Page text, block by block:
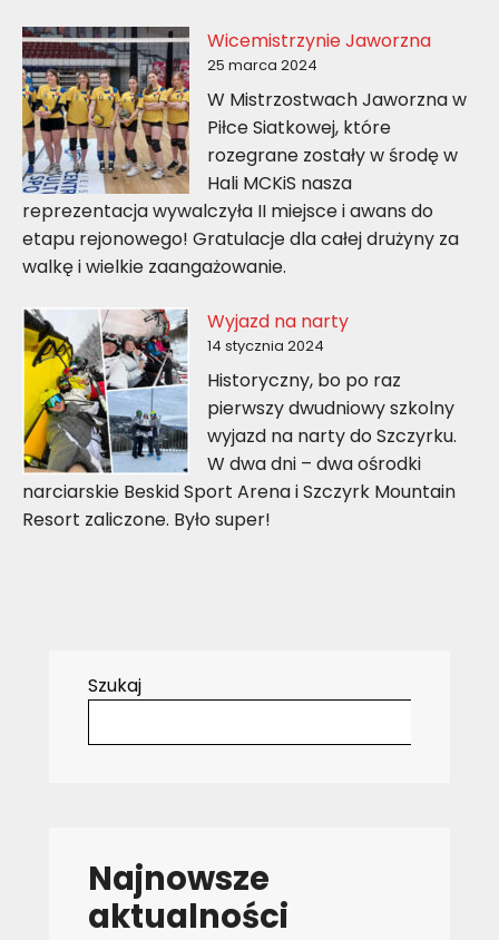
Wicemistrzynie Jaworzna
25 marca 2024
W Mistrzostwach Jaworzna w
Piłce Siatkowej, które
rozegrane zostały w środę w
Hali MCKiS nasza
reprezentacja wywalczyła II miejsce i awans do
etapu rejonowego! Gratulacje dla całej drużyny za
walkę i wielkie zaangażowanie.
Wyjazd na narty
14 stycznia 2024
Historyczny, bo po raz
pierwszy dwudniowy szkolny
wyjazd na narty do Szczyrku.
W dwa dni – dwa ośrodki
narciarskie Beskid Sport Arena i Szczyrk Mountain
Resort zaliczone. Było super!
Szukaj
Najnowsze
aktualności